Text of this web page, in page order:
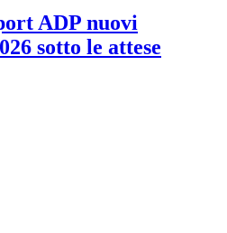
ADP nuovi
sotto le attese